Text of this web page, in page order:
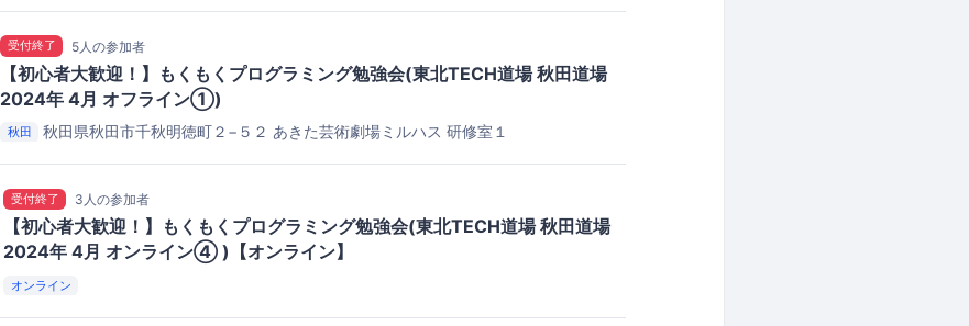
受付終了 5人の参加者
【初心者大歓迎！】もくもくプログラミング勉強会(東北TECH道場 秋田道場
2024年 4月 オフライン①)
秋田 秋田県秋田市千秋明徳町２−５２ あきた芸術劇場ミルハス 研修室１
受付終了 3人の参加者
【初心者大歓迎！】もくもくプログラミング勉強会(東北TECH道場 秋田道場
2024年 4月 オンライン④ )【オンライン】
オンライン